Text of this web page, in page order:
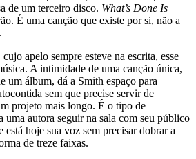
de um terceiro disco. What’s Done Is
É uma canção que existe por si, não a
apelo sempre esteve na escrita, esse
A intimidade de uma canção única,
um álbum, dá a Smith espaço para
sem que precise servir de
projeto mais longo. É o tipo de
uma autora seguir na sala com seu público
está hoje sua voz sem precisar dobrar a
de treze faixas.